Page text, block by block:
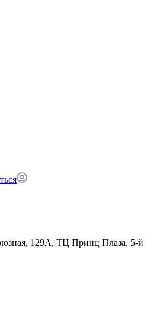
129А, ТЦ Принц Плаза, 5-й